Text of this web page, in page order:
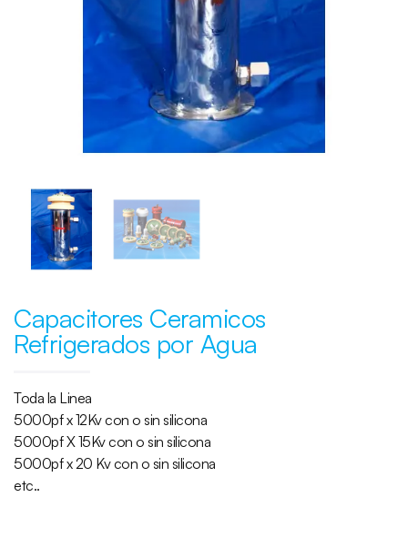
Capacitores Ceramicos
Refrigerados por Agua
Toda la Linea
5000pf x 12Kv con o sin silicona
5000pf X 15Kv con o sin silicona
5000pf x 20 Kv con o sin silicona
etc..